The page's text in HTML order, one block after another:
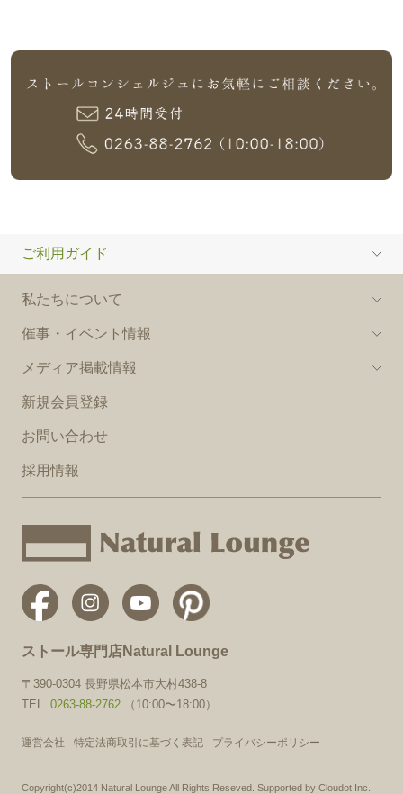
ご利用ガイド
私たちについて
催事・イベント情報
メディア掲載情報
新規会員登録
お問い合わせ
採用情報
ストール専門店Natural Lounge
〒390-0304 長野県松本市大村438-8
TEL. 0263-88-2762（10:00〜18:00）
運営会社 特定法商取引に基づく表記 プライバシーポリシー
Copyright(c)2014 Natural Lounge All Rights Reseved. Supported by Cloudot Inc.